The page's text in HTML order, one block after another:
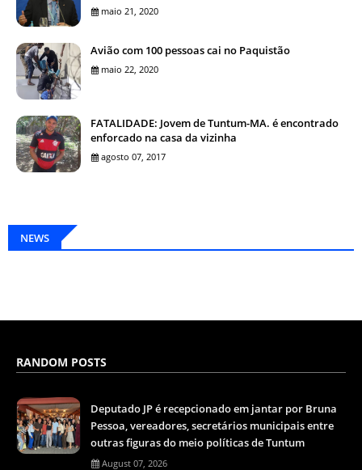
maio 21, 2020
Avião com 100 pessoas cai no Paquistão
maio 22, 2020
FATALIDADE: Jovem de Tuntum-MA. é encontrado
enforcado na casa da vizinha
agosto 07, 2017
NEWS
RANDOM POSTS
Deputado JP é recepcionado em jantar por Bruna
Pessoa, vereadores, secretários municipais entre
outras figuras do meio políticas de Tuntum
August 07, 2026